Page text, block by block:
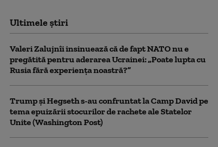
Ultimele știri
Valeri Zalujnîi insinuează că de fapt NATO nu e
pregătită pentru aderarea Ucrainei: „Poate lupta cu
Rusia fără experiența noastră?”
Trump şi Hegseth s-au confruntat la Camp David pe
tema epuizării stocurilor de rachete ale Statelor
Unite (Washington Post)